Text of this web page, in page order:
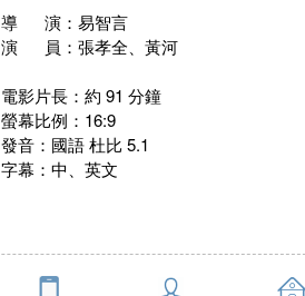
導 演：易智言
演 員：張孝全、黃河
電影片長：約 91 分鐘
螢幕比例：16:9
發音：國語 杜比 5.1
字幕：中、英文